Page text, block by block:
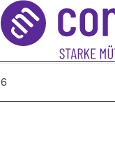
6